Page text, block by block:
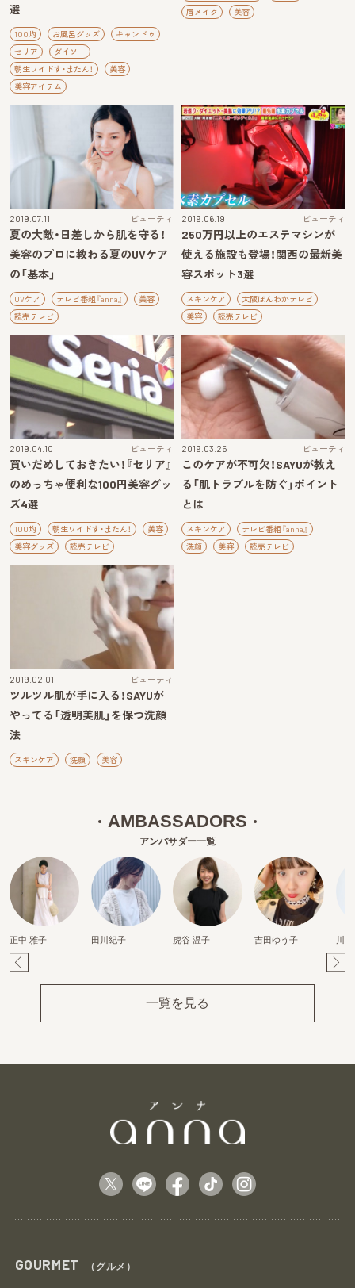
選
100均 お風呂グッズ
キャンドゥ
セリア
ダイソー
朝生ワイドす・またん！
美容
美容アイテム
眉メイク
美容
2019.07.11 ビューティ
夏の大敵・日差しから肌を守る！
美容のプロに教わる夏のUVケア
の「基本」
UVケア テレビ番組『anna』
美容
読売テレビ
2019.06.19 ビューティ
250万円以上のエステマシンが
使える施設も登場！関西の最新美
容スポット3選
スキンケア
大阪ほんわかテレビ
美容
読売テレビ
2019.04.10 ビューティ
買いだめしておきたい！『セリア』
のめっちゃ便利な100円美容グッ
ズ4選
100均 朝生ワイドす・またん！
美容
美容グッズ
読売テレビ
2019.03.25 ビューティ
このケアが不可欠！SAYUが教え
る「肌トラブルを防ぐ」ポイント
とは
スキンケア
テレビ番組『anna』
洗顔
美容 読売テレビ
2019.02.01 ビューティ
ツルツル肌が手に入る！SAYUが
やってる「透明美肌」を保つ洗顔
法
スキンケア 洗顔 美容
AMBASSADORS
アンバサダー一覧
正中 雅子 田川紀子 虎谷 温子 吉田ゆう子 川
一覧を見る
GOURMET （グルメ）